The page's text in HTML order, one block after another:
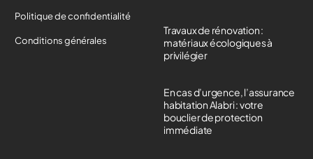
Politique de confidentialité
Conditions générales
Travaux de rénovation :
matériaux écologiques à
privilégier
En cas d’urgence, l’assurance
habitation Alabri : votre
bouclier de protection
immédiate